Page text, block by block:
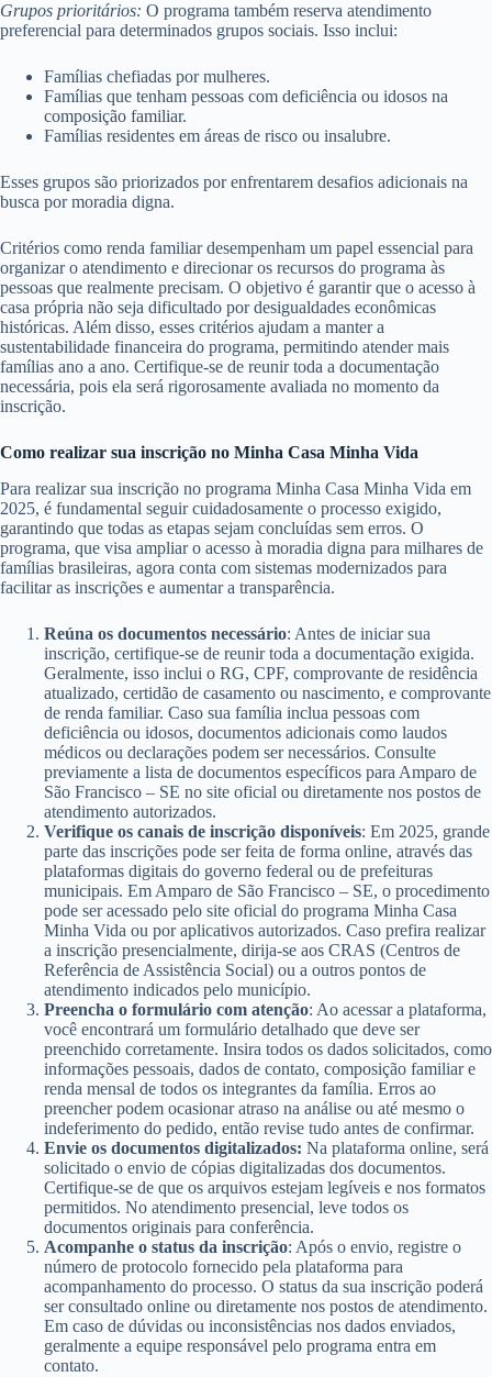
Grupos prioritários: O programa também reserva atendimento
preferencial para determinados grupos sociais. Isso inclui:
Famílias chefiadas por mulheres.
Famílias que tenham pessoas com deficiência ou idosos na
composição familiar.
Famílias residentes em áreas de risco ou insalubre.
Esses grupos são priorizados por enfrentarem desafios adicionais na
busca por moradia digna.
Critérios como renda familiar desempenham um papel essencial para
organizar o atendimento e direcionar os recursos do programa às
pessoas que realmente precisam. O objetivo é garantir que o acesso à
casa própria não seja dificultado por desigualdades econômicas
históricas. Além disso, esses critérios ajudam a manter a
sustentabilidade financeira do programa, permitindo atender mais
famílias ano a ano. Certifique-se de reunir toda a documentação
necessária, pois ela será rigorosamente avaliada no momento da
inscrição.
Como realizar sua inscrição no Minha Casa Minha Vida
Para realizar sua inscrição no programa Minha Casa Minha Vida em
2025, é fundamental seguir cuidadosamente o processo exigido,
garantindo que todas as etapas sejam concluídas sem erros. O
programa, que visa ampliar o acesso à moradia digna para milhares de
famílias brasileiras, agora conta com sistemas modernizados para
facilitar as inscrições e aumentar a transparência.
Reúna os documentos necessário: Antes de iniciar sua
inscrição, certifique-se de reunir toda a documentação exigida.
Geralmente, isso inclui o RG, CPF, comprovante de residência
atualizado, certidão de casamento ou nascimento, e comprovante
de renda familiar. Caso sua família inclua pessoas com
deficiência ou idosos, documentos adicionais como laudos
médicos ou declarações podem ser necessários. Consulte
previamente a lista de documentos específicos para Amparo de
São Francisco – SE no site oficial ou diretamente nos postos de
atendimento autorizados.
Verifique os canais de inscrição disponíveis: Em 2025, grande
parte das inscrições pode ser feita de forma online, através das
plataformas digitais do governo federal ou de prefeituras
municipais. Em Amparo de São Francisco – SE, o procedimento
pode ser acessado pelo site oficial do programa Minha Casa
Minha Vida ou por aplicativos autorizados. Caso prefira realizar
a inscrição presencialmente, dirija-se aos CRAS (Centros de
Referência de Assistência Social) ou a outros pontos de
atendimento indicados pelo município.
Preencha o formulário com atenção: Ao acessar a plataforma,
você encontrará um formulário detalhado que deve ser
preenchido corretamente. Insira todos os dados solicitados, como
informações pessoais, dados de contato, composição familiar e
renda mensal de todos os integrantes da família. Erros ao
preencher podem ocasionar atraso na análise ou até mesmo o
indeferimento do pedido, então revise tudo antes de confirmar.
Envie os documentos digitalizados: Na plataforma online, será
solicitado o envio de cópias digitalizadas dos documentos.
Certifique-se de que os arquivos estejam legíveis e nos formatos
permitidos. No atendimento presencial, leve todos os
documentos originais para conferência.
Acompanhe o status da inscrição: Após o envio, registre o
número de protocolo fornecido pela plataforma para
acompanhamento do processo. O status da sua inscrição poderá
ser consultado online ou diretamente nos postos de atendimento.
Em caso de dúvidas ou inconsistências nos dados enviados,
geralmente a equipe responsável pelo programa entra em
contato.